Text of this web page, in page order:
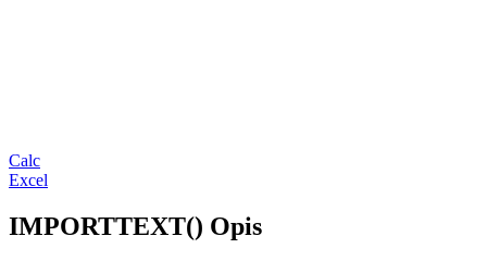
Calc
Excel
IMPORTTEXT() Opis